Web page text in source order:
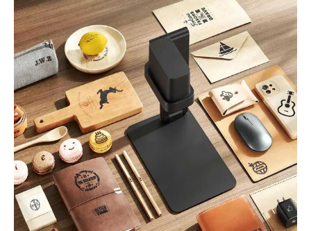
Подробнее
об оплате Плайтом
25
раз в 2
недели
Остались вопросы?
8 800 302-02-51
plait.ru